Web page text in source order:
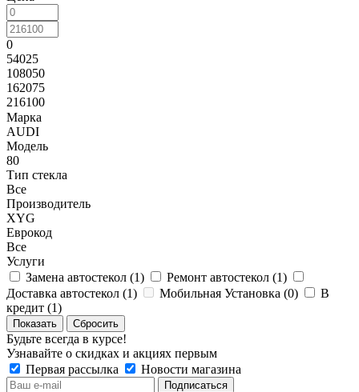
0
54025
108050
162075
216100
Марка
AUDI
Модель
80
Тип стекла
Все
Производитель
XYG
Еврокод
Все
Услуги
Замена автостекол (1) Ремонт автостекол (1)
Доставка автостекол (1) Мобильная Установка (0)
В
кредит (1)
Сбросить
Будьте всегда в курсе!
Узнавайте о скидках и акциях первым
Первая рассылка
Новости магазина